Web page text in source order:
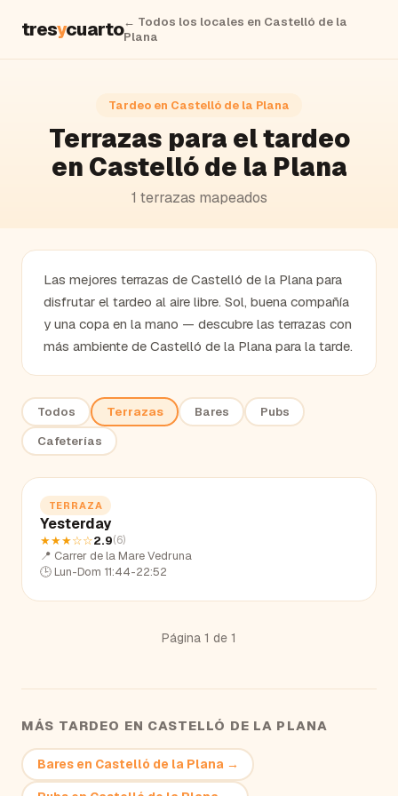
tresycuarto← Todos los locales en Castelló de la
Plana
Tardeo en Castelló de la Plana
Terrazas para el tardeo
en Castelló de la Plana
1 terrazas mapeados
Las mejores terrazas de Castelló de la Plana para
disfrutar el tardeo al aire libre. Sol, buena compañía
y una copa en la mano — descubre las terrazas con
más ambiente de Castelló de la Plana para la tarde.
Todos Terrazas Bares
Pubs
Cafeterías
TERRAZA
Yesterday
★★★☆☆2.9(6)
📍 Carrer de la Mare Vedruna
🕒 Lun-Dom 11:44-22:52
Página 1 de 1
MÁS TARDEO EN CASTELLÓ DE LA PLANA
Baresen Castelló de la Plana →